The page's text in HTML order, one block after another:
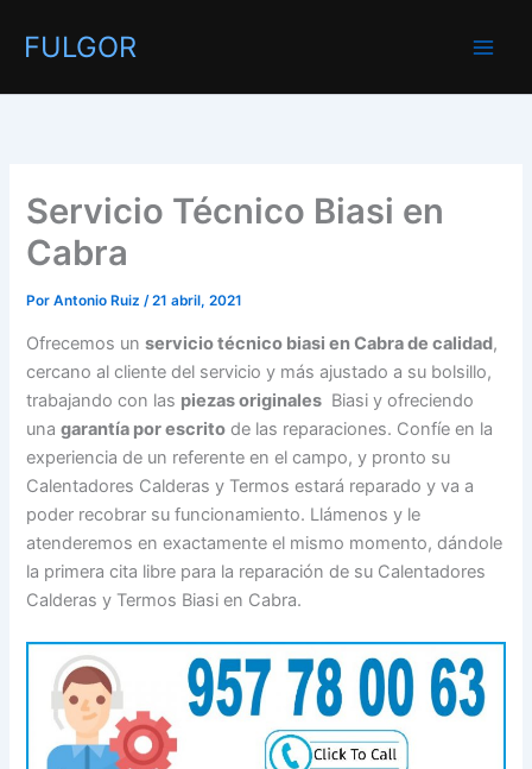
FULGOR
Servicio Técnico Biasi en
Cabra
PorAntonio Ruiz/21 abril, 2021
Ofrecemos unservicio técnico biasi en Cabra de calidad,
cercano al cliente del servicio y más ajustado a su bolsillo,
trabajando con las piezas originales Biasi y ofreciendo
unagarantía por escrito de las reparaciones. Confíe en la
experiencia de un referente en el campo, y pronto su
Calentadores Calderas y Termos estará reparado y va a
poder recobrar su funcionamiento. Llámenos y le
atenderemos en exactamente el mismo momento, dándole
la primera cita libre para la reparación de su Calentadores
Calderas y Termos Biasi en Cabra.